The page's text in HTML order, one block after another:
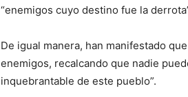
“enemigos cuyo destino fue la
De igual manera, han manifestado
enemigos, recalcando que nadie
inquebrantable de este pueblo”.